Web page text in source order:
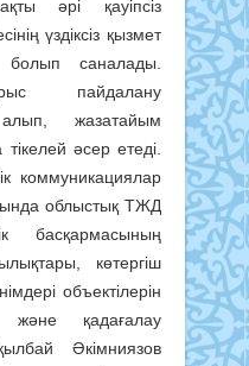
әрі қауіпсіз
үздіксіз қызмет
саналады.
пайдалану
жазатайым
әсер етеді.
коммуникациялар
облыстық ТЖД
басқармасының
көтергіш
объектілерін
және қадағалау
Әкімниязов